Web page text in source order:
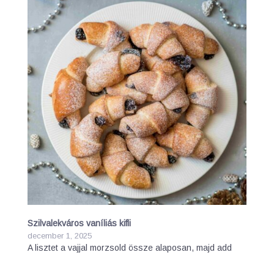
Szilvalekváros vaníliás kifli
december 1, 2025
A lisztet a vajjal morzsold össze alaposan, majd add